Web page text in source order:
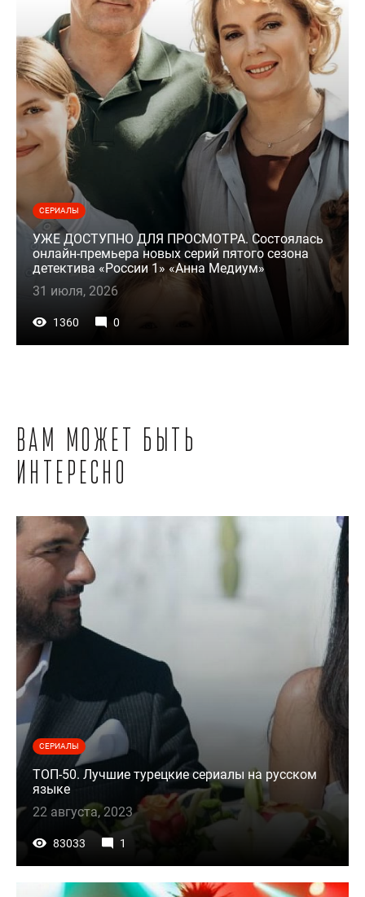
СЕРИАЛЫ
УЖЕ ДОСТУПНО ДЛЯ ПРОСМОТРА. Состоялась
онлайн-премьера новых серий пятого сезона
детектива «России 1» «Анна Медиум»
31 июля, 2026
1360 0
Вам может быть
интересно
СЕРИАЛЫ
ТОП-50. Лучшие турецкие сериалы на русском
языке
22 августа, 2023
83033 1